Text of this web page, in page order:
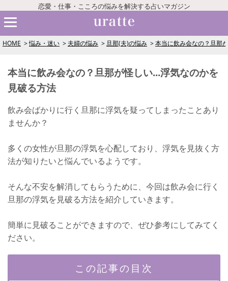
恋愛・仕事・こころの悩みを解決する占いマガジン
HOME 悩み・迷い 夫婦の悩み 旦那(夫)の悩み 本当に飲み会なの？旦那
本当に飲み会なの？旦那が怪しい...浮気なのかを
見破る方法
飲み会ばかりに行く旦那に浮気を疑ってしまったことあり
ませんか？
多くの女性が旦那の浮気を心配しており、浮気を見抜く方
法が知りたいと悩んでいるようです。
そんな不安を解消してもらうために、今回は飲み会に行く
旦那の浮気を見破る方法を紹介していきます。
簡単に見破ることができますので、ぜひ参考にしてみてく
ださい。
この記事の目次